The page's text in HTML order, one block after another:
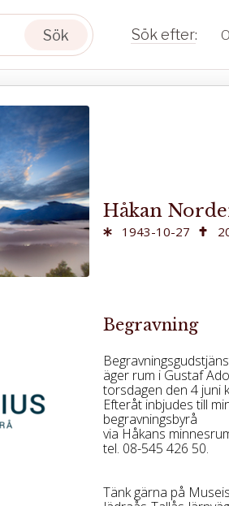
Sök
Håkan
1943-10-27
Begravning
äger rum i Gustaf
torsdagen den 4 juni
Efteråt inbjudes till
begravningsbyrå
via Håkans
tel. 08-545 426 50.
Tänk gärna på